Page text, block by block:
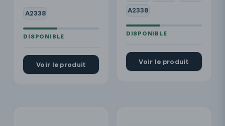
A2338
Voir le produit
A2338
Voir le produit